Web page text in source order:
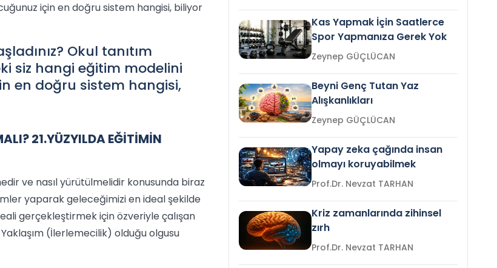
için en doğru sistem hangisi, biliyor
Okul tanıtım
siz hangi eğitim modelini
en doğru sistem hangisi,
21.YÜZYILDA EĞİTİMİN
ve nasıl yürütülmelidir konusunda biraz
yaparak geleceğimizi en ideal şekilde
gerçekleştirmek için özveriyle çalışan
(İlerlemecilik) olduğu olgusu
Kas Yapmak İçin Saatlerce
Spor Yapmanıza Gerek Yok
Zeynep GÜÇLÜCAN
Beyni Genç Tutan Yaz
Alışkanlıkları
Zeynep GÜÇLÜCAN
Yapay zeka çağında insan
olmayı koruyabilmek
Prof.Dr. Nevzat TARHAN
Kriz zamanlarında zihinsel
zırh
Prof.Dr. Nevzat TARHAN